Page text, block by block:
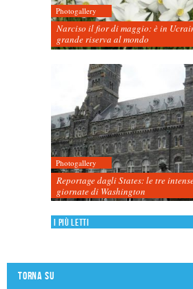
Photogallery
Narciso il fior di maggio: è in
grande riserva al mondo
Photogallery
Reportage dagli States: le tre
giornate di Washington
I più letti
Torna su